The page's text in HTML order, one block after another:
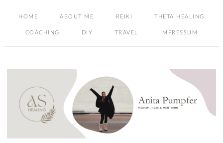
HOME ABOUT ME REIKI THETA HEALING
COACHING DIY TRAVEL IMPRESSUM